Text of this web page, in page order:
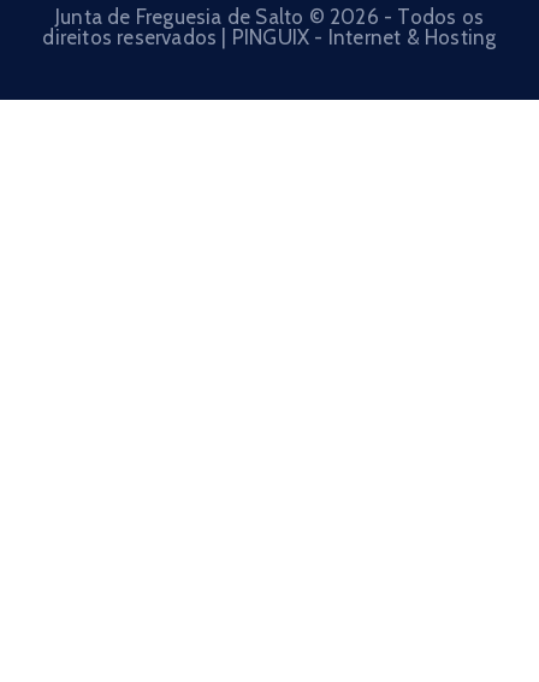
Junta de Freguesia de Salto © 2026 - Todos os
direitos reservados | PINGUIX - Internet & Hosting